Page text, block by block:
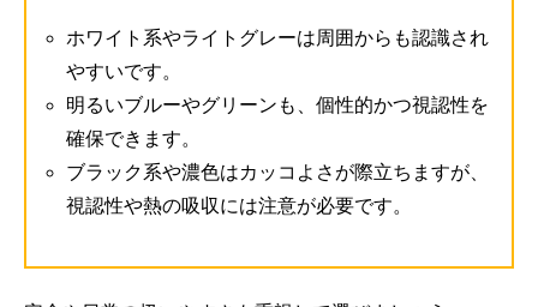
ホワイト系やライトグレーは周囲からも認識され
やすいです。
明るいブルーやグリーンも、個性的かつ視認性を
確保できます。
ブラック系や濃色はカッコよさが際立ちますが、
視認性や熱の吸収には注意が必要です。